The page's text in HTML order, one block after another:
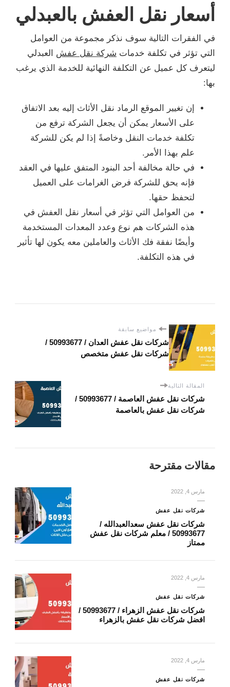
أسعار نقل العفش بالعبدلي
في الفقرات التالية سوف نذكر مجموعة من العوامل
التي تؤثر في تكلفة خدمات شركة نقل عفش العبدلي
ليتعرف كل عميل عن التكلفة النهائية للخدمة الذي يرغب
بها:
إن تغيير الموقع الرماد نقل الأثاث إليه بعد الاتفاق
على الأسعار يمكن أن يجعل الشركة ترفع من
تكلفة خدمات النقل وخاصةً إذا لم يكن للشركة
علم بهذا الأمر.
في حالة مخالفة أحد البنود المتفق عليها في العقد
فإنه يحق للشركة فرض الغرامات على العميل
لتحفظ حقها.
من العوامل التي تؤثر في أسعار نقل العفش في
هذه الشركات هم نوع وعدد المعدات المستخدمة
وأيضًا نفقة فك الأثاث والعاملين معه يكون لها تأثير
في هذه التكلفة.
مواضيع سابقة
شركات نقل عفش العدان / 50993677 /
شركات نقل عفش متخصص
المقالة التالية
شركات نقل عفش العاصمة / 50993677 /
شركات نقل عفش بالعاصمة
مقالات مقترحة
مارس 4, 2022
شركات نقل عفش
شركات نقل عفش سعدالعبدالله /
50993677 / معلم شركات نقل عفش
ممتاز
مارس 4, 2022
شركات نقل عفش
شركات نقل عفش الزهراء / 50993677 /
افضل شركات نقل عفش بالزهراء
مارس 4, 2022
شركات نقل عفش